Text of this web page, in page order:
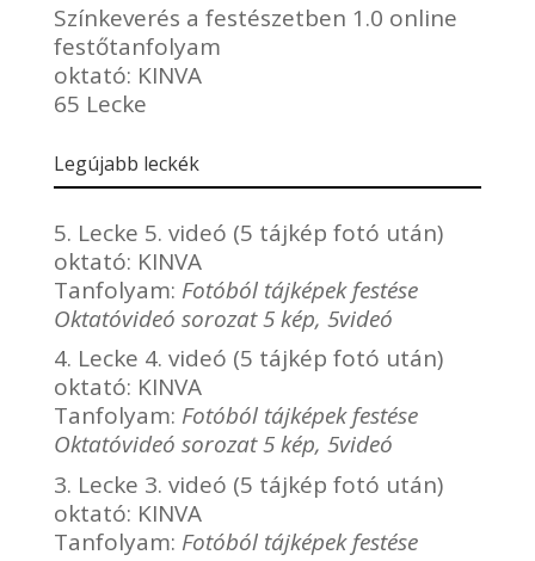
Színkeverés a festészetben 1.0 online
festőtanfolyam
oktató: KINVA
65 Lecke
Legújabb leckék
5. Lecke 5. videó (5 tájkép fotó után)
oktató: KINVA
Tanfolyam: Fotóból tájképek festése
Oktatóvideó sorozat 5 kép, 5videó
4. Lecke 4. videó (5 tájkép fotó után)
oktató: KINVA
Tanfolyam: Fotóból tájképek festése
Oktatóvideó sorozat 5 kép, 5videó
3. Lecke 3. videó (5 tájkép fotó után)
oktató: KINVA
Tanfolyam: Fotóból tájképek festése